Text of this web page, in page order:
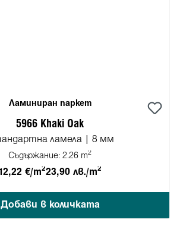
Ламиниран паркет
5966 Khaki Oak
ламела | 8 мм
Съдържание: 2.26 m2
€/m223,90 лв./m2
Добави в количката